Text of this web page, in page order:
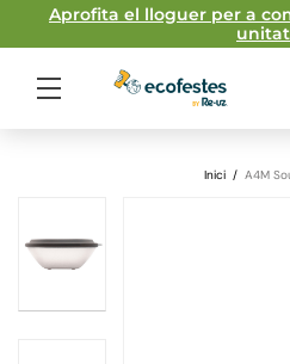
Aprofita el lloguer per a
Inici / A4M
Fitxa técnica